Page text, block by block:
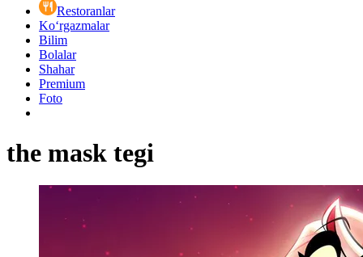
Restoranlar
Ko‘rgazmalar
Bilim
Bolalar
Shahar
Premium
Foto
the mask tegi